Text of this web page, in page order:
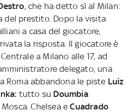
, che ha detto sì al Milan:
del prestito. Dopo la visita
a casa del giocatore,
la risposta. Il giocatore è
a Milano alle 17, ad
delegato, una
Roma abbandona le piste Luiz
tutto su Doumbia
Chelsea eCuadrado